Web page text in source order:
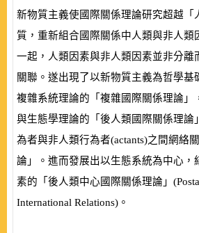
新物質主義使國際關係理論研究超越「
質，重新組合國際關係中人類與非人類
一起，人類因素與非人類因素並非分離
關聯。遂出現了以新物質主義為哲學基
複雜系統理論的「複雜國際關係理論」
與生態學理論的「後人類國際關係理論
為者與非人類行為者(actants)之間網絡
論」。進而發展出以生態系統為中心，
素的「後人類中心國際關係理論」(
International Relations)。